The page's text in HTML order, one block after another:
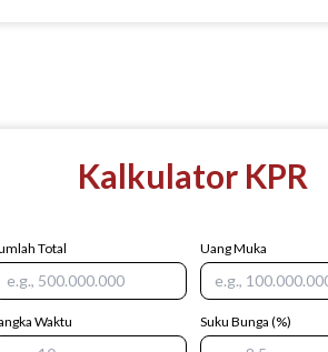
Kalkulator KPR
Total Uang Muka
Waktu Suku Bunga (%)